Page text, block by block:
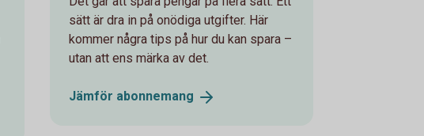
sätt är dra in på onödiga utgifter. Här
kommer några tips på hur du kan spara –
utan att ens märka av det.
Jämför abonne­mang